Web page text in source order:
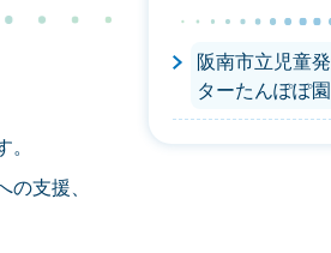
支援、
阪南市立児童
ターたんぽぽ園